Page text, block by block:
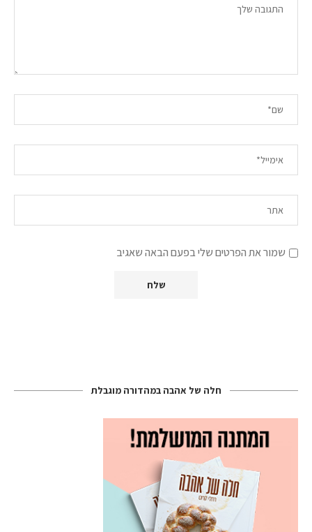
שמור את הפרטים שלי בפעם הבאה שאגיב
חלה של אהבה במהדורה מוגבלת